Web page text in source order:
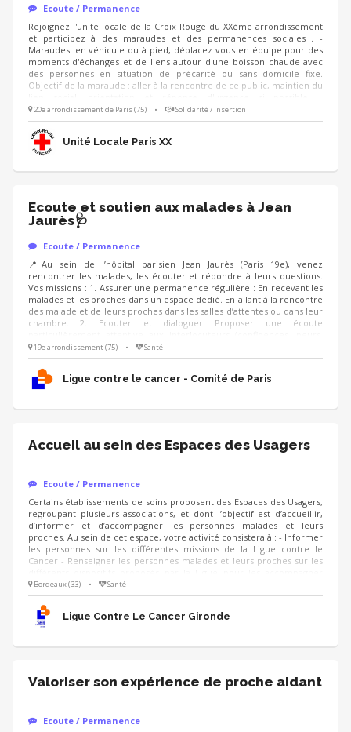
Ecoute / Permanence
Rejoignez l'unité locale de la Croix Rouge du XXème arrondissement
et participez à des maraudes et des permanences sociales . -
Maraudes: en véhicule ou à pied, déplacez vous en équipe pour des
moments d'échanges et de liens autour d'une boisson chaude avec
des personnes en situation de précarité ou sans domicile fixe.
Objectif de la maraude : aller à la rencontre de ce public, maintien du
Permanences : au sein de nos locaux, accueil et orientation du public
pour les accompagner dans des besoins divers (comprendre des
documents/ les orienter vers les bonnes institutions/ créer un CV.. ).
20e arrondissement de Paris (75) • Solidarité / Insertion
Unité Locale Paris XX
Ecoute et soutien aux malades à Jean
Jaurès🩺
Ecoute / Permanence
📍Au sein de l’hôpital parisien Jean Jaurès (Paris 19e), venez
rencontrer les malades, les écouter et répondre à leurs questions.
Vos missions : 1. Assurer une permanence régulière : En recevant les
malades et les proches dans un espace dédié. En allant à la rencontre
des malade et de leurs proches dans les salles d’attentes ou dans leur
chambre. 2. Ecouter et dialoguer Proposer une écoute
inquiétudes) Informer sur les activités offertes par la Ligue Savoir
orienter vers des personnes compétentes Savoir garder toute la
réserve nécessaire afin d’être accueilli et respecté par les équipes
soignantes
19e arrondissement (75) • Santé
Ligue contre le cancer - Comité de Paris
Accueil au sein des Espaces des Usagers
Ecoute / Permanence
Certains établissements de soins proposent des Espaces des Usagers,
regroupant plusieurs associations, et dont l’objectif est d’accueillir,
d’informer et d’accompagner les personnes malades et leurs
proches. Au sein de cet espace, votre activité consistera à : - Informer
les personnes sur les différentes missions de la Ligue contre le
Cancer - Renseigner les personnes malades et leurs proches sur les
dans leur parcours de soins Compétences: - Capacité d’écoute,
empathie - Respect de la confidentialité - Aisance orale et qualités
relationnelles - Capacité à travailler en équipe et à respecter les
consignes
Bordeaux (33) • Santé
Ligue Contre Le Cancer Gironde
Valoriser son expérience de proche aidant
Ecoute / Permanence